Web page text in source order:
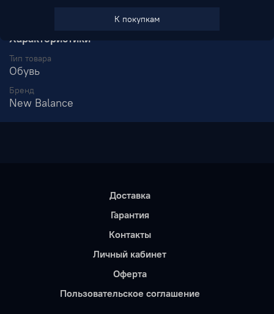
Характеристики
Тип товара
Обувь
Бренд
New Balance
Доставка
Гарантия
Контакты
Личный кабинет
Оферта
Пользовательское соглашение
К покупкам